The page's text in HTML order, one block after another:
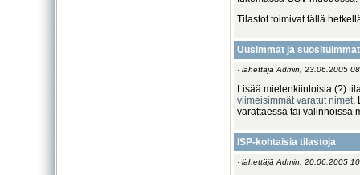
Tilastot toimivat tällä
Uusimmat ja
· lähettäjä Admin, 23.06.2005
Lisää mielenkiintoisia (?)
viimeisimmät varatut nimet.
varattaessa tai valinnoissa
ISP-kohtaisia tilastoja
· lähettäjä Admin, 20.06.2005